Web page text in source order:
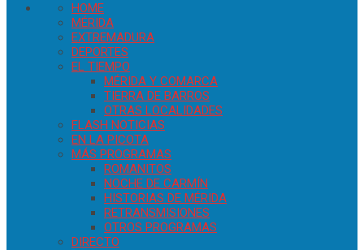
HOME
MÉRIDA
EXTREMADURA
DEPORTES
EL TIEMPO
MÉRIDA Y COMARCA
TIERRA DE BARROS
OTRAS LOCALIDADES
FLASH NOTICIAS
EN LA PICOTA
MÁS PROGRAMAS
ROMANITOS
NOCHE DE CARMÍN
HISTORIAS DE MÉRIDA
RETRANSMISIONES
OTROS PROGRAMAS
DIRECTO